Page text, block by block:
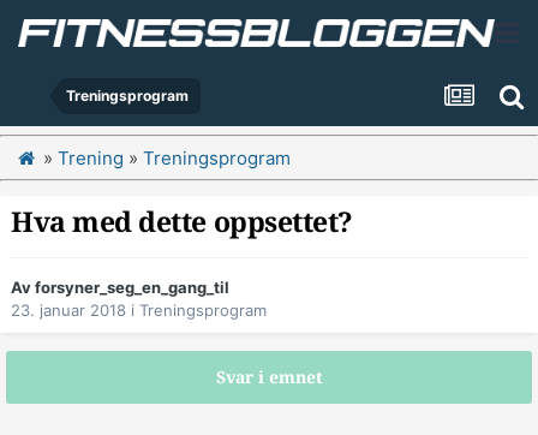
Treningsprogram
» Trening » Treningsprogram
Hva med dette oppsettet?
Avforsyner_seg_en_gang_til
23. januar 2018 i Treningsprogram
Svar i emnet